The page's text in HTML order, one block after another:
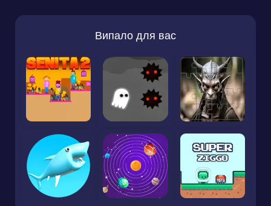
Випало для вас